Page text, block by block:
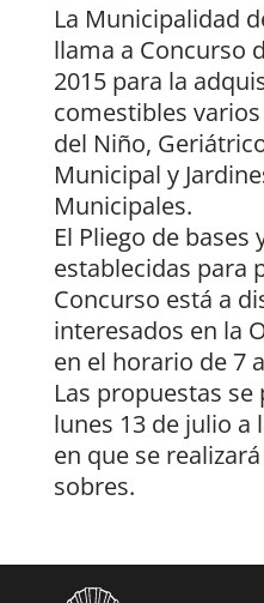
La Municipalidad
llama a Concurso
2015 para la
comestibles
del Niño,
Municipal y
Municipales.
El Pliego de bases
establecidas para
Concurso está a
interesados en la
en el horario de 7
Las propuestas
lunes 13 de julio a
en que se
sobres.